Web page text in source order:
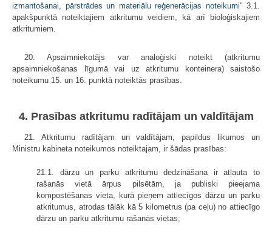
izmantošanai, pārstrādes un materiālu reģenerācijas noteikumi" 3.1.
apakšpunktā noteiktajiem atkritumu veidiem, kā arī bioloģiskajiem
atkritumiem.
20. Apsaimniekotājs var analoģiski noteikt (atkritumu
apsaimniekošanas līgumā vai uz atkritumu konteinera) saistošo
noteikumu 15. un 16. punktā noteiktās prasības.
4. Prasības atkritumu radītājam un valdītājam
21. Atkritumu radītājam un valdītājam, papildus likumos un
Ministru kabineta noteikumos noteiktajam, ir šādas prasības:
21.1. dārzu un parku atkritumu dedzināšana ir atļauta to
rašanās vietā ārpus pilsētām, ja publiski pieejama
kompostēšanas vieta, kurā pieņem attiecīgos dārzu un parku
atkritumus, atrodas tālāk kā 5 kilometrus (pa ceļu) no attiecīgo
dārzu un parku atkritumu rašanās vietas;